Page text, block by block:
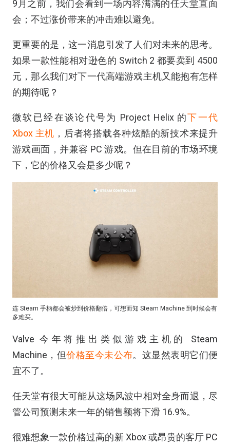
9月之前，我们会看到一场内容满满的任天堂直面
会；不过涨价带来的冲击难以避免。
更重要的是，这一消息引发了人们对未来的思考。
如果一款性能相对逊色的 Switch 2 都要卖到 4500
元，那么我们对下一代高端游戏主机又能抱有怎样
的期待呢？
微软已经在谈论代号为 Project Helix 的下一代
Xbox 主机 ，后者将搭载各种炫酷的新技术来提升
游戏画面，并兼容 PC 游戏。但在目前的市场环境
下，它的价格又会是多少呢？
连 Steam 手柄都会被炒到价格翻倍，可想而知 Steam Machine 到时候会有
多难买。
Valve 今年将推出类似游戏主机的 Steam
Machine，但价格至今未公布。这显然表明它们便
宜不了。
任天堂有很大可能从这场风波中相对全身而退，尽
管公司预测未来一年的销售额将下滑 16.9%。
很难想象一款价格过高的新 Xbox 或昂贵的客厅 PC